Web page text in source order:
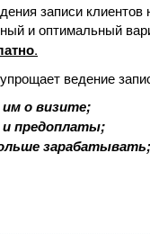
записи
и оптимальный
.
ведение
о визите;
и предоплаты;
зарабатывать;